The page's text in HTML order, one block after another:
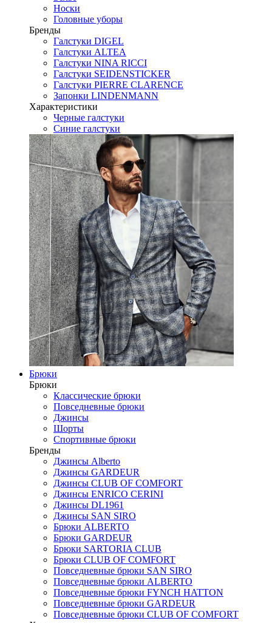
Носки
Головные уборы
Бренды
Галстуки DIGEL
Галстуки ALTEA
Галстуки NINA RICCI
Галстуки SEIDENSTICKER
Галстуки PIERRE CLARENCE
Запонки LINDENMANN
Характеристики
Черные галстуки
Синие галстуки
Брюки
Брюки
Классические брюки
Повседневные брюки
Джинсы
Шорты
Спортивные брюки
Бренды
Джинсы Alberto
Джинсы GARDEUR
Джинсы CLUB OF COMFORT
Джинсы ENRICO CERINI
Джинсы DL1961
Джинсы SAN SIRO
Брюки ALBERTO
Брюки GARDEUR
Брюки SARTORIA CLUB
Брюки CLUB OF COMFORT
Повседневные брюки SAN SIRO
Повседневные брюки ALBERTO
Повседневные брюки FYNCH HATTON
Повседневные брюки GARDEUR
Повседневные брюки CLUB OF COMFORT